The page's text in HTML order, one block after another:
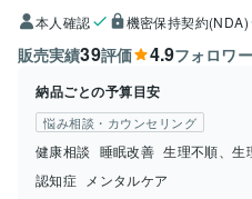
本人確認 機密保持契約(NDA)
販売実績39評価 4.9フォロワー
納品ごとの予算目安
悩み相談・カウンセリング
健康相談 睡眠改善 生理不順、生
認知症
メンタルケア